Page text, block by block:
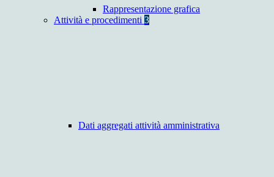
Rappresentazione grafica
Attività e procedimenti 3
Dati aggregati attività amministrativa